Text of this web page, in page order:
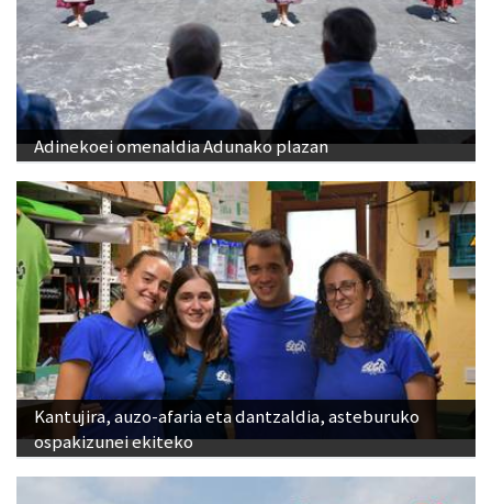
Adinekoei omenaldia Adunako plazan
Kantujira, auzo-afaria eta dantzaldia, asteburuko
ospakizunei ekiteko